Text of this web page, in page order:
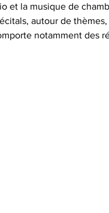
et la musique de
autour de
notamment des